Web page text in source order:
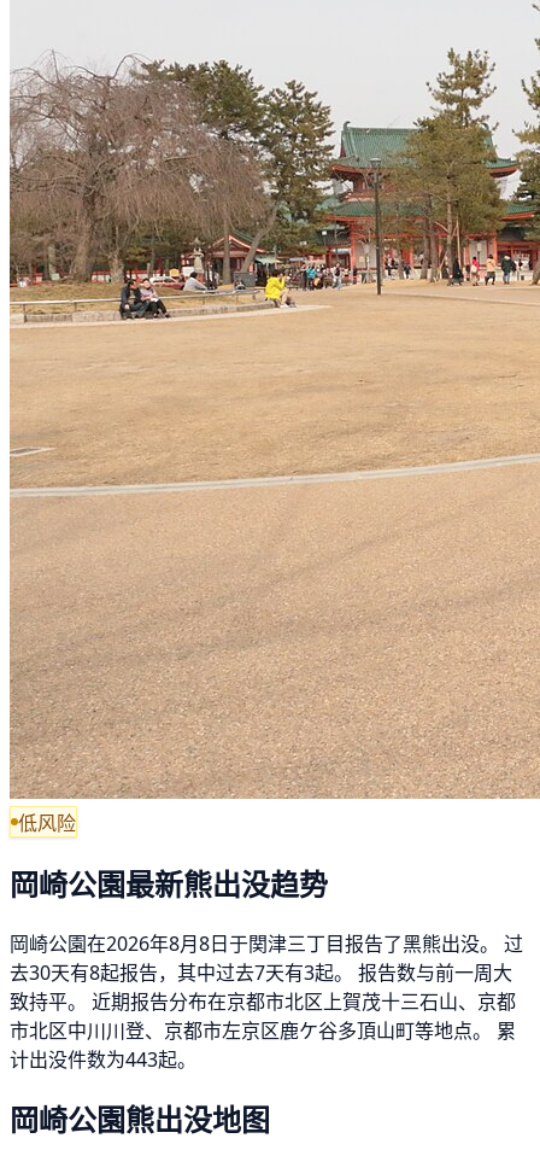
低风险
岡崎公園最新熊出没趋势
岡崎公園在2026年8月8日于関津三丁目报告了黑熊出没。 过
去30天有8起报告，其中过去7天有3起。 报告数与前一周大
致持平。 近期报告分布在京都市北区上賀茂十三石山、京都
市北区中川川登、京都市左京区鹿ケ谷多頂山町等地点。 累
计出没件数为443起。
岡崎公園熊出没地图